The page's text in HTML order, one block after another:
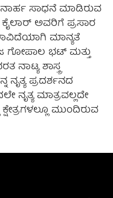
ಸಾಧನೆ ಮಾಡಿರುವ
ಅವರಿಗೆ ಪ್ರಸಾರ
ಮಾನ್ಯತೆ
ಗೋಪಾಲ ಭಟ್ ಮತ್ತು
ನಾಟ್ಯ ಶಾಸ್ತ್ರ
ನೃತ್ಯ ಪ್ರದರ್ಶನದ
ನೃತ್ಯ ಮಾತ್ರವಲ್ಲದೇ
ಮುಂದಿರುವ